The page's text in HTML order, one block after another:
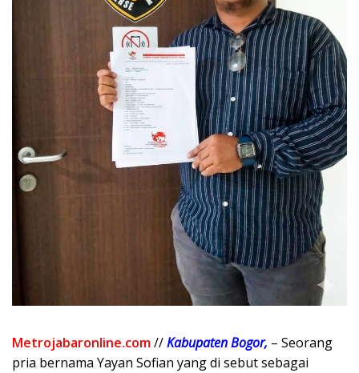
Metrojabaronline.com//KabupatenBogor, – Seorang
pria bernama Yayan Sofian yang di sebut sebagai